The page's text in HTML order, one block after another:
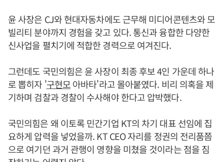
윤 사장은 CJ와 현대자동차에도 근무해 미디어콘텐츠와 모
빌리티 분야까지 경험을 갖고 있다. 통신과 융합한 다양한
신사업을 펼치기에 적합한 경력으로 여겨진다.
그런데도 국민의힘은 윤 사장이 최종 후보 4인 가운데 하나
로 뽑히자 '구현모아바타'라고 몰아붙였다. 비리 의혹을 제
기하며 검찰과 경찰이 수사해야 한다고 압박했다.
국민의힘은 왜 이토록 민간기업 KT의 차기 대표 선임에 집
요하게 압력을 넣었을까. KT CEO 자리를 정권의 전리품쯤
으로 여기던 과거 관행이 영향을 미쳤을 것이라는 점을 짐